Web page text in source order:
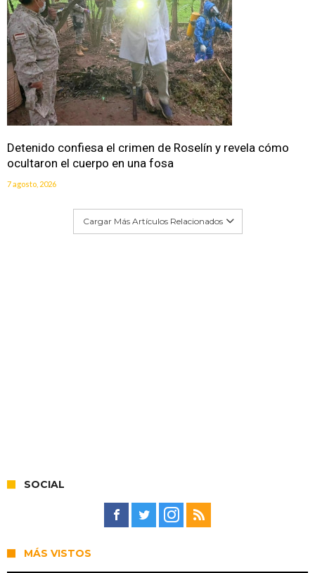
Detenido confiesa el crimen de Roselín y revela cómo
ocultaron el cuerpo en una fosa
7 agosto, 2026
Cargar Más Artículos Relacionados
SOCIAL
MÁS VISTOS